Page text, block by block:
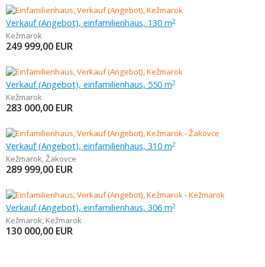
Verkauf (Angebot), einfamilienhaus, 130 m2
Kežmarok
249 999,00 EUR
Verkauf (Angebot), einfamilienhaus, 550 m2
Kežmarok
283 000,00 EUR
Verkauf (Angebot), einfamilienhaus, 310 m2
Kežmarok,Žakovce
289 999,00 EUR
Verkauf (Angebot), einfamilienhaus, 306 m2
Kežmarok, Kežmarok
130 000,00 EUR